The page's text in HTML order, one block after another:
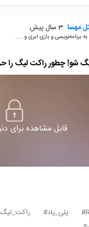
مهسا 3 سال پیش
به برنامه‌نویسی و بازی ابری و .....
شو! چطور راکت لیگ را
قابل مشاهده برای
پلی_پاد#